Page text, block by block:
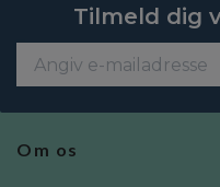
Tilmeld dig
Om os